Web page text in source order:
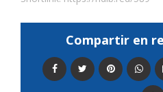
Compartir en